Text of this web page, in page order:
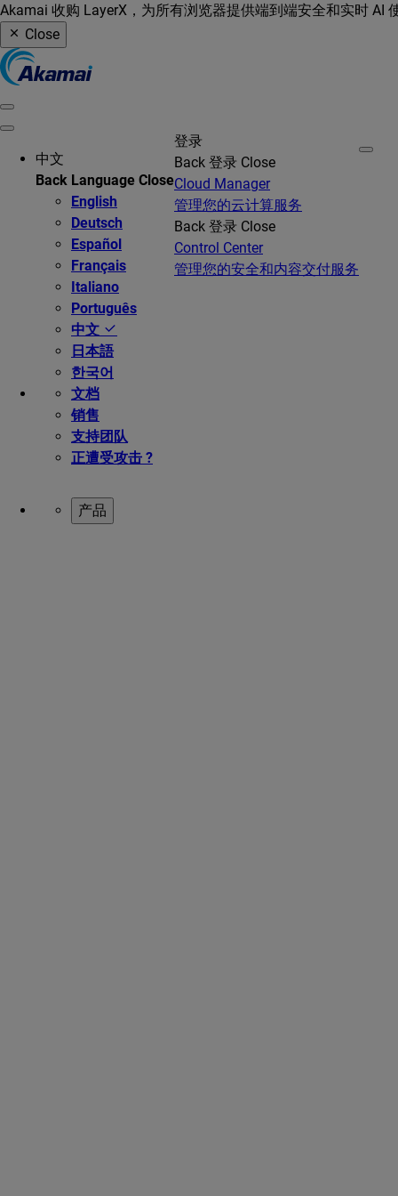
Akamai 收购 LayerX，为所有浏览器提供端到端安全和实时 AI
Close
中文
Back Language Close
English
Deutsch
Español
Français
Italiano
Português
中文
日本語
한국어
文档
销售
支持团队
正遭受攻击 ?
登录
Back 登录 Close
Cloud Manager
管理您的云计算服务
Back 登录 Close
Control Center
管理您的安全和内容交付服务
产品